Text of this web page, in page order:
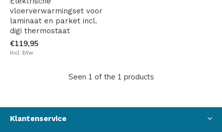
vloerverwarmingset voor
laminaat en parket incl.
digi thermostaat
€119,95
Incl. btw
Seen 1 of the 1 products
Klantenservice